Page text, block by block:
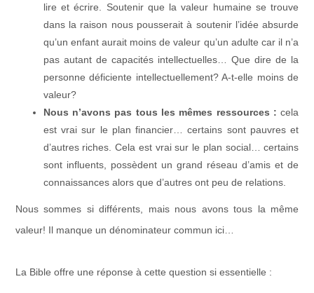
lire et écrire. Soutenir que la valeur humaine se trouve
dans la raison nous pousserait à soutenir l’idée absurde
qu’un enfant aurait moins de valeur qu’un adulte car il n’a
pas autant de capacités intellectuelles… Que dire de la
personne déficiente intellectuellement? A-t-elle moins de
valeur?
Nous n’avons pas tous les mêmes ressources : cela
est vrai sur le plan financier… certains sont pauvres et
d’autres riches. Cela est vrai sur le plan social… certains
sont influents, possèdent un grand réseau d’amis et de
connaissances alors que d’autres ont peu de relations.
Nous sommes si différents, mais nous avons tous la même
valeur! Il manque un dénominateur commun ici…
La Bible offre une réponse à cette question si essentielle :